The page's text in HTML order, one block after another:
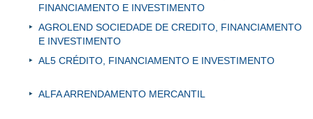
FINANCIAMENTO E INVESTIMENTO
AGROLEND SOCIEDADE DE CREDITO, FINANCIAMENTO
E INVESTIMENTO
AL5 CRÉDITO, FINANCIAMENTO E INVESTIMENTO
ALFA ARRENDAMENTO MERCANTIL